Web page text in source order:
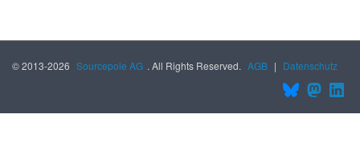
© 2013-2026 Sourcepole AG . All Rights Reserved. AGB | Datenschutz